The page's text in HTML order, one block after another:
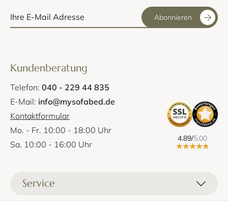
Abonnieren
Kundenberatung
Telefon: 040 - 229 44 835
E-Mail: info@mysofabed.de
Kontaktformular
Mo. - Fr. 10:00 - 18:00 Uhr
Sa. 10:00 - 16:00 Uhr
4.89/5.00
Service